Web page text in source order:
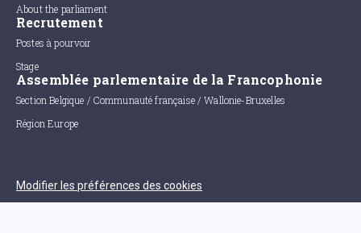
About the parliament
Recrutement
Postes à pourvoir
Stage
Assemblée parlementaire de la Francophonie
Section Belgique / Communauté française / Wallonie-Bruxelles
Région Europe
Modifier les préférences des cookies